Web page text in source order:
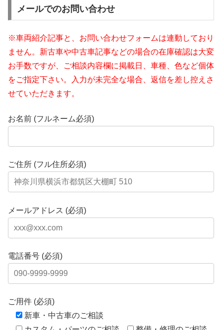
メールでのお問い合わせ
※車両紹介記事と、お問い合わせフォームは連動しており
ません。新古車や中古車記事などの場合の在庫確認は大変
お手数ですが、ご相談内容欄に掲載日、車種、色など個体
をご指定下さい。入力が未完全な場合、返信を差し控えさ
せていただきます。
お名前 (フルネーム必須)
ご住所 (フル住所必須)
メールアドレス (必須)
電話番号 (必須)
ご用件 (必須)
新車・中古車のご相談